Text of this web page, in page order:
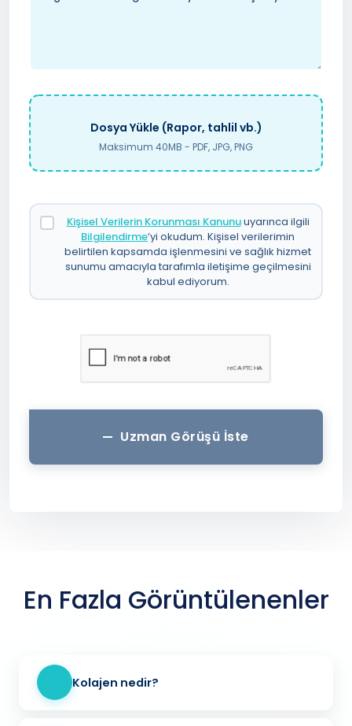
Dosya Yükle (Rapor, tahlil vb.)
Maksimum 40MB - PDF, JPG, PNG
Kişisel Verilerin Korunması Kanunuuyarınca ilgili
Bilgilendirme’yi okudum. Kişisel verilerimin
belirtilen kapsamda işlenmesini ve sağlık hizmet
sunumu amacıyla tarafımla iletişime geçilmesini
kabul ediyorum.
Uzman Görüşü İste
En Fazla Görüntülenenler
Kolajen nedir?